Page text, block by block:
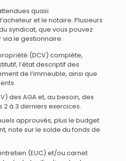
quasi
et le notaire. Plusieurs
syndicat, que vous pouvez
le gestionnaire.
(DCV) complète,
l’état descriptif des
de l’immeuble, ainsi que
des AGA et, au besoin, des
2 à 3 derniers exercices.
approuvés, plus le budget
note sur le solde du fonds de
(EUC) et/ou carnet